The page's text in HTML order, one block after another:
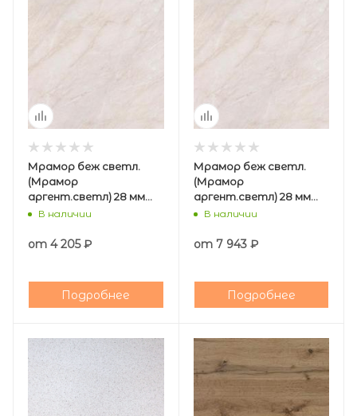
Мрамор беж светл.
(Мрамор
аргент.светл) 28 мм
СТОЛЕШНИЦА 600*3050
В наличии
от 4 205 ₽
Подробнее
Мрамор беж светл.
(Мрамор
аргент.светл) 28 мм
Угловая СТОЛЕШНИЦА
В наличии
от 7 943 ₽
Подробнее